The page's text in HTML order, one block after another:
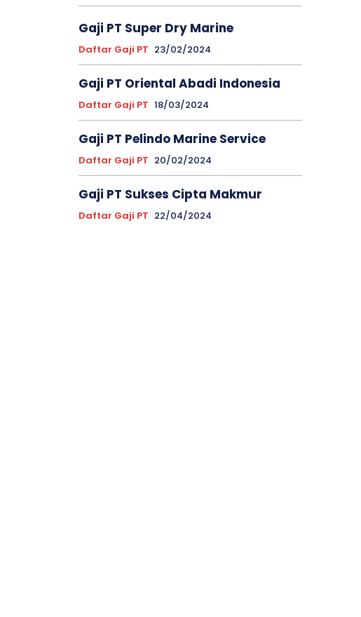
Gaji PT Super Dry Marine
Daftar Gaji PT 23/02/2024
Gaji PT Oriental Abadi Indonesia
Daftar Gaji PT 18/03/2024
Gaji PT Pelindo Marine Service
Daftar Gaji PT 20/02/2024
Gaji PT Sukses Cipta Makmur
Daftar Gaji PT 22/04/2024